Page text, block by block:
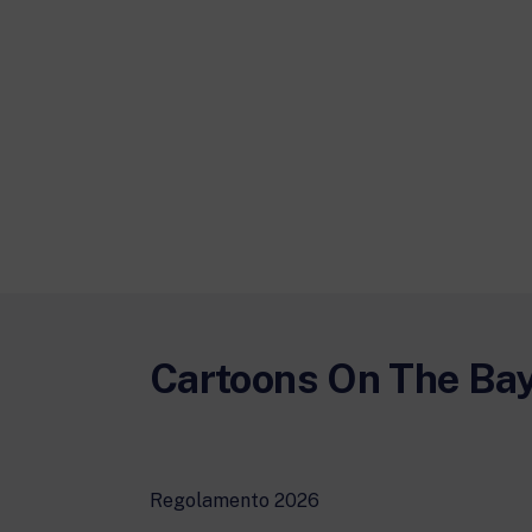
Cartoons On The
Regolamento 2026